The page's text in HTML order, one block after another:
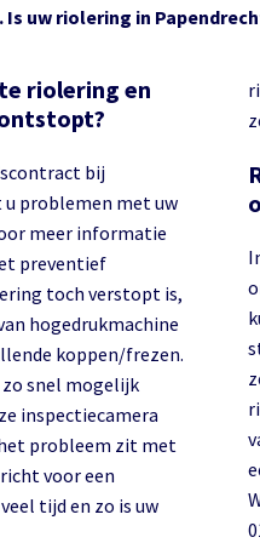
uw riolering in
riolering en
bij
problemen met uw
meer informatie
preventief
hogedrukmachine
koppen/frezen.
snel mogelijk
inspectiecamera
probleem zit met
voor een
tijd en zo is uw